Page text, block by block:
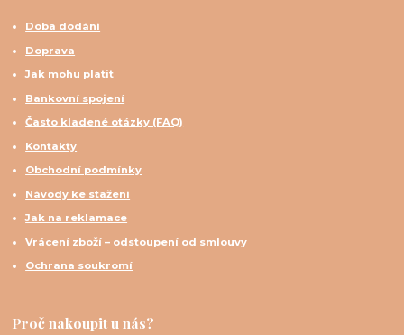
Doba dodání
Doprava
Jak mohu platit
Bankovní spojení
Často kladené otázky (FAQ)
Kontakty
Obchodní podmínky
Návody ke stažení
Jak na reklamace
Vrácení zboží – odstoupení od smlouvy
Ochrana soukromí
Proč nakoupit u nás?